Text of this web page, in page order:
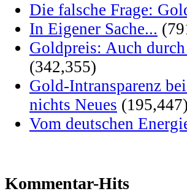
Die falsche Frage:
In Eigener Sache...
Goldpreis: Auch
(342,355)
Gold-Intransparenz
nichts Neues (195,447)
Vom deutschen
Kommentar-Hits